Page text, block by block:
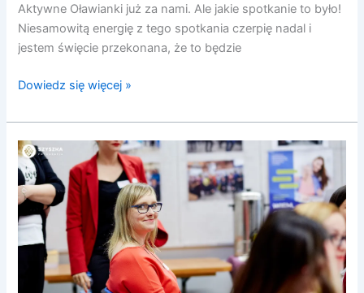
Aktywne Oławianki już za nami. Ale jakie spotkanie to było!
Niesamowitą energię z tego spotkania czerpię nadal i
jestem święcie przekonana, że to będzie
Dowiedz się więcej »
6
Spotkanie
Kobiet
Przedsiębiorczych
–
Aktywne
Oławianki